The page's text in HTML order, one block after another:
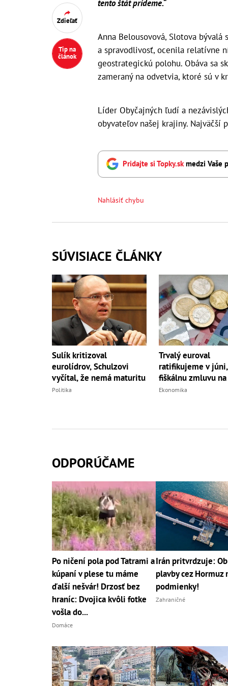
Zdieľať
Tip na
článok
tento štát prídeme.“
Anna Belousovová, Slotova
a spravodlivosť, ocenila relatívne
geostrategickú polohu. Obáva sa
zameraný na odvetvia, ktoré sú v
Líder Obyčajných ľudí a
obyvateľov našej krajiny.
Pridajte si Topky.skmedzi Vaše
Nahlásiť chybu
SÚVISIACE ČLÁNKY
Sulík kritizoval
eurolídrov, Schulzovi
vyčítal, že nemá maturitu
Politika
Trvalý euroval
ratifikujeme v júni,
fiškálnu zmluvu
Ekonomika
ODPORÚČAME
Po ničení pola pod Tatrami a
kúpaní v plese tu máme
ďalší nešvár! Drzosť bez
hraníc: Dvojica kvôli fotke
vošla do...
Domáce
Irán pritvrdzuje:
plavby cez Hormuz
podmienky!
Zahraničné